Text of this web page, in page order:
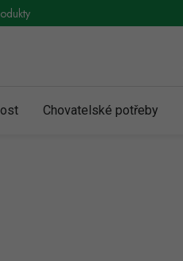
podmínky pro podnikatele
Chovatelské potřeby